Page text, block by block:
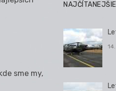
sme my,
NAJČÍTANEJŠIE